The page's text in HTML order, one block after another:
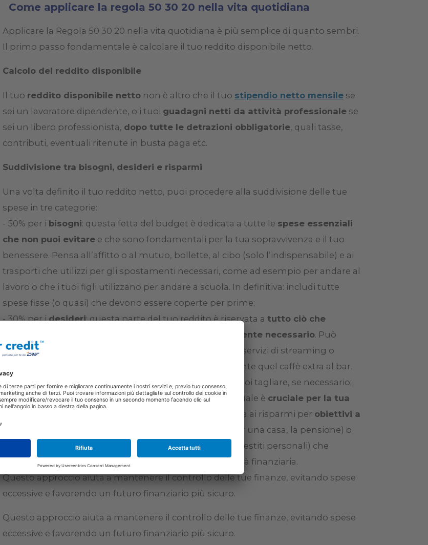
Come applicare la regola 50 30 20 nella vita quotidiana
Applicare la Regola 50 30 20 nella vita quotidiana è più semplice di quanto sembri.
Il primo passo fondamentale è calcolare il tuo reddito disponibile netto.
Calcolo del reddito disponibile
Il tuo reddito disponibile netto non è altro che il tuo stipendio netto mensile se
sei un lavoratore dipendente, o i tuoi guadagni netti da attività professionale se
sei un libero professionista, dopo tutte le detrazioni obbligatorie, quali tasse,
contributi, eventuali ritenute in busta paga etc.
Suddivisione tra bisogni, desideri e risparmi
Una volta definito il tuo reddito netto, puoi procedere alla suddivisione delle tue
spese in tre categorie:
- 50% per i bisogni: questa fetta del budget è dedicata a tutte le spese essenziali
che non puoi evitare e che sono fondamentali per la tua sopravvivenza e il tuo
benessere. Pensa all’affitto o al mutuo, bollette, al cibo (solo l’indispensabile) e ai
trasporti che utilizzi per gli spostamenti necessari, come ad esempio per andare al
lavoro o che i tuoi figli utilizzano per andare a scuola. In definitiva: includi tutte
spese fisse (o quasi) che devono essere coperte per prime;
- 30% per idesideri: questa parte del tuo reddito è riservata a tutto ciò che
non è strettamente necessario. Può
includere, ad esempio, cene fuori casa, abbonamenti a servizi di streaming o
palestre, hobby, viaggi, shopping, regali o semplicemente quel caffè extra al bar.
Queste sono le spese su cui hai più flessibilità e dove puoi tagliare, se necessario;
- 20% perrisparmi o estinzione debiti: questa percentuale è cruciale per la tua
. Dovrebbe essere destinata ai risparmi per obiettivi a
(un fondo di emergenza, un acconto per una casa, la pensione) o
all’estinzione di debiti (es.
carte di credito revolving
, prestiti personali) che
possono essere un freno al raggiungimento della libertà finanziaria.
Questo approccio aiuta a mantenere il controllo delle tue finanze, evitando spese
eccessive e favorendo un futuro finanziario più sicuro.
Questo approccio aiuta a mantenere il controllo delle tue finanze, evitando spese
eccessive e favorendo un futuro finanziario più sicuro.